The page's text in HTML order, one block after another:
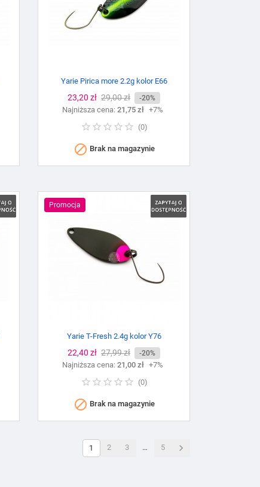
Yarie Pirica more 2.2g kolor E66
Cena
23,20 zł Cena
podstawowa
29,00 zł -20%
Najniższa cena: 21,75 zł +7%
(0)
 Brak na magazynie
Promocja
Yarie T-Fresh 2.4g kolor Y76
Cena
22,40 zł Cena
podstawowa
27,99 zł -20%
Najniższa cena: 21,00 zł +7%
(0)
 Brak na magazynie
1 2 3 … 5 